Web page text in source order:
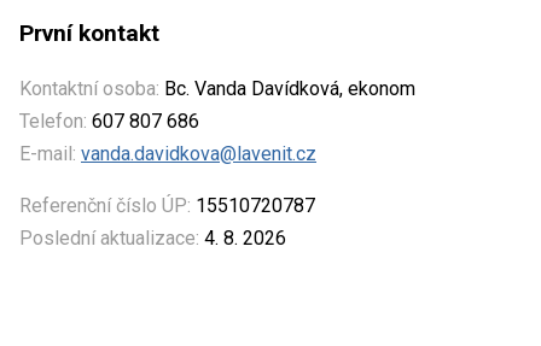
První kontakt
Kontaktní osoba: Bc. Vanda Davídková, ekonom
Telefon: 607 807 686
E-mail: vanda.davidkova@lavenit.cz
Referenční číslo ÚP: 15510720787
Poslední aktualizace: 4. 8. 2026